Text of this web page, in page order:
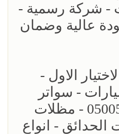
- شركة رسمية -
عالية وضمان
الاول -
- سواتر
الرياض - 0500559613 - مظلات
الحدائق - انواع